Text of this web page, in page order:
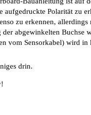
aufgedruckte Polarität zu
zu erkennen,
abgewinkelten Buchse
vom Sensorkabel) wird in
drin.